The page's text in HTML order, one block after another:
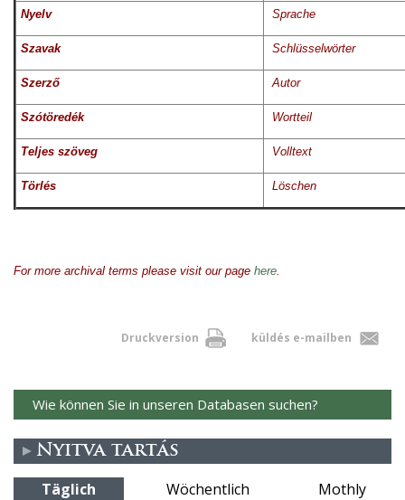
Nyelv Sprache
Szavak Schlüsselwörter
Szerző Autor
Szótöredék Wortteil
Teljes szöveg Volltext
Törlés Löschen
For more archival terms please visit our page here.
Druckversion küldés e-mailben
Wie können Sie in unseren Databasen suchen?
Nyitva tartás
Täglich Wöchentlich Mothly